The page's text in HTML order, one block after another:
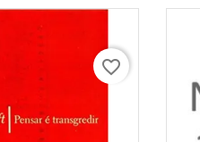
favorite_border